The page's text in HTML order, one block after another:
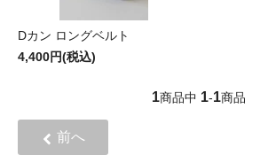
Dカン ロングベルト
4,400円(税込)
1商品中 1-1商品
前へ